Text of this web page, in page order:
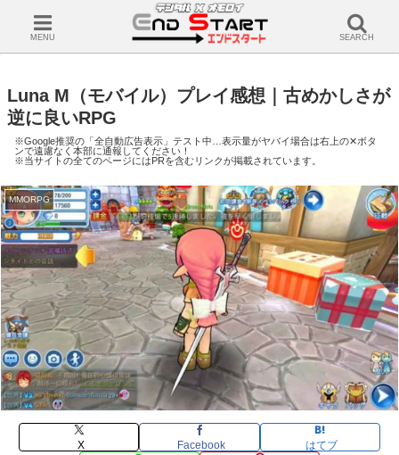
Luna M（モバイル）プレイ感想｜古めかしさが
逆に良いRPG
※Google推奨の「全自動広告表示」テスト中…表示量がヤバイ場合は右上の✕ボタ
ンで遠慮なく本部に通報してください！
※当サイトの全てのページにはPRを含むリンクが掲載されています。
MMORPG
X Facebook はてブ
MENU SEARCH